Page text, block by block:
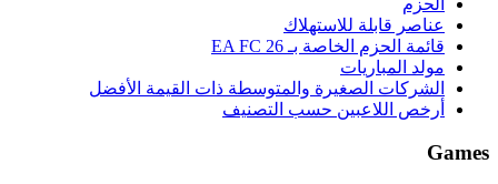
الحزم
عناصر قابلة للاستهلاك
قائمة الحزم الخاصة بـ EA FC 26
مولد المباريات
الشركات الصغيرة والمتوسطة ذات القيمة الأفضل
أرخص اللاعبين حسب التصنيف
Games